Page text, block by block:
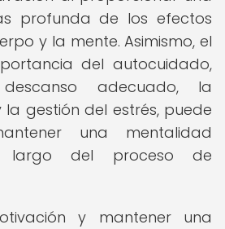
profunda de los efectos
y la mente. Asimismo, el
del autocuidado,
adecuado, la
gestión del estrés, puede
una mentalidad
del proceso de
y mantener una